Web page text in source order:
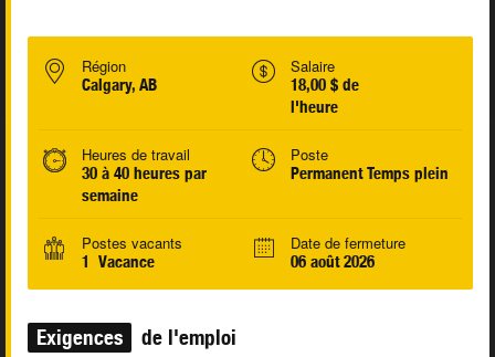
Région
Calgary, AB
Salaire
18,00 $ de
l'heure
Heures de travail
30 à 40 heures par
semaine
Poste
Permanent Temps plein
Postes vacants
1 Vacance
Date de fermeture
06 août 2026
Exigences de l'emploi